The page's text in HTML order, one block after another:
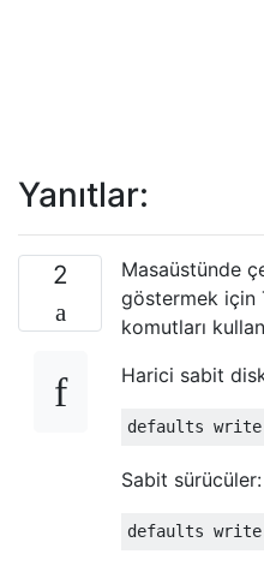
Yanıtlar:
2
Masaüstünde
göstermek için
komutları
Harici sabit
Sabit sürücüler: